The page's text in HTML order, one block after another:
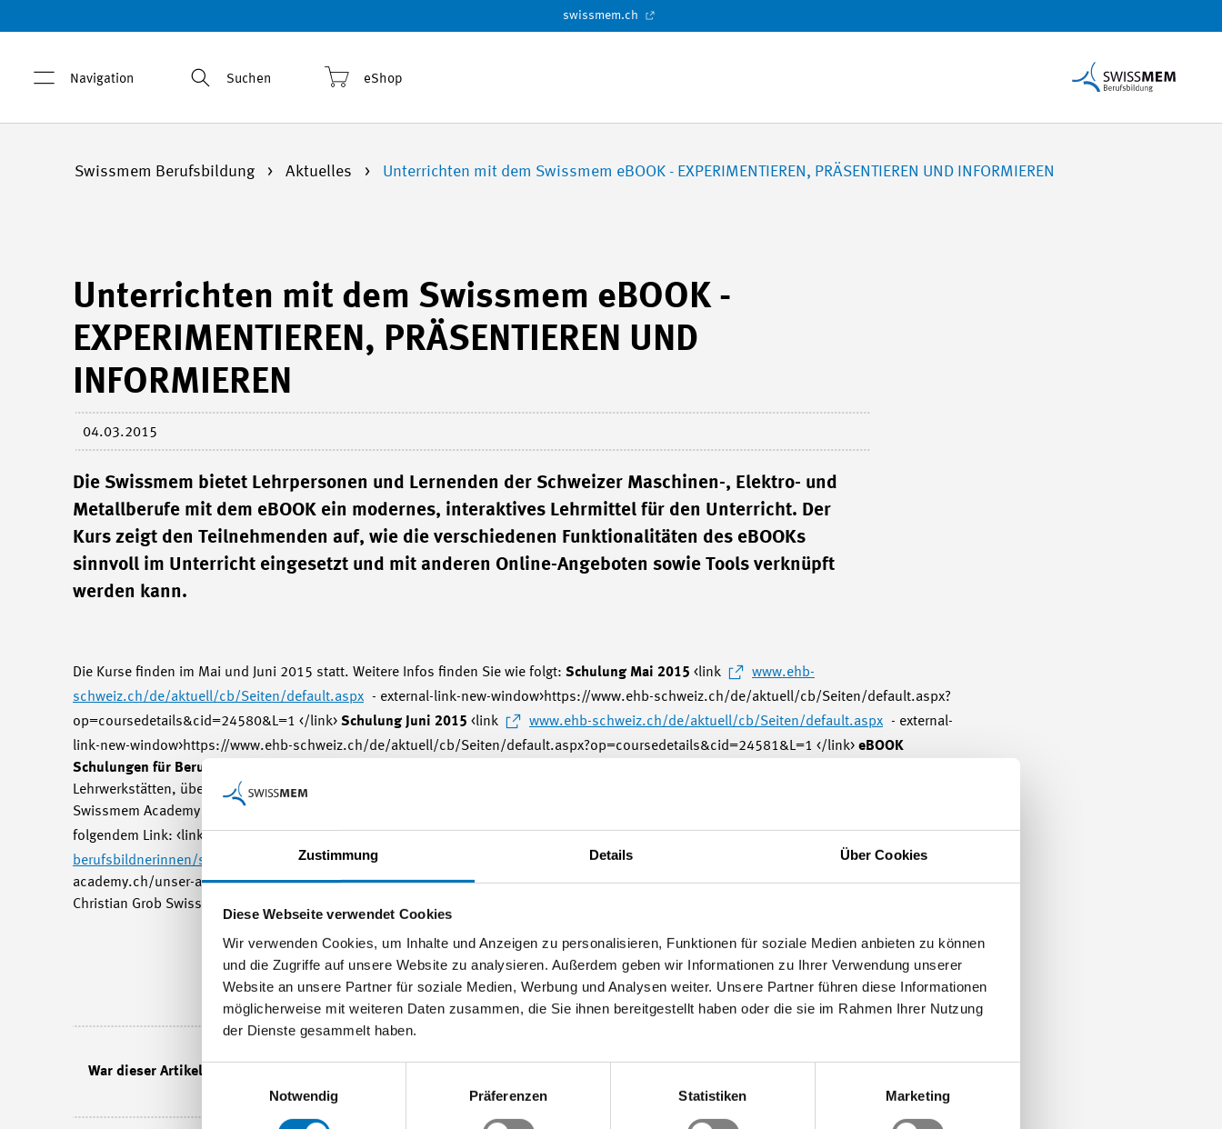
Zustimmung Details Über Cookies
Diese Webseite verwendet Cookies
Wir verwenden Cookies, um Inhalte und Anzeigen zu personalisieren, Funktionen für soziale Medien anbieten zu können
und die Zugriffe auf unsere Website zu analysieren. Außerdem geben wir Informationen zu Ihrer Verwendung unserer
Website an unsere Partner für soziale Medien, Werbung und Analysen weiter. Unsere Partner führen diese Informationen
möglicherweise mit weiteren Daten zusammen, die Sie ihnen bereitgestellt haben oder die sie im Rahmen Ihrer Nutzung
der Dienste gesammelt haben.
Einwilligungsauswahl
Notwendig
Präferenzen Statistiken Marketing
swissmem.ch
Navigation Suchen eShop
Swissmem Berufsbildung Aktuelles Unterrichten mit dem Swissmem eBOOK - EXPERIMENTIEREN, PRÄSENTIEREN UND INFORMIEREN
Unterrichten mit dem Swissmem eBOOK -
EXPERIMENTIEREN, PRÄSENTIEREN UND
INFORMIEREN
04.03.2015
Die Swissmem bietet Lehrpersonen und Lernenden der Schweizer Maschinen-, Elektro- und
Metallberufe mit dem eBOOK ein modernes, interaktives Lehrmittel für den Unterricht. Der
Kurs zeigt den Teilnehmenden auf, wie die verschiedenen Funktionalitäten des eBOOKs
sinnvoll im Unterricht eingesetzt und mit anderen Online-Angeboten sowie Tools verknüpft
werden kann.
Die Kurse finden im Mai und Juni 2015 statt. Weitere Infos finden Sie wie folgt: Schulung Mai 2015 <link
www.ehb-
schweiz.ch/de/aktuell/cb/Seiten/default.aspx - external-link-new-window>https://www.ehb-schweiz.ch/de/aktuell/cb/Seiten/default.aspx?
op=coursedetails&cid=24580&L=1 </link> Schulung Juni 2015 <link www.ehb-schweiz.ch/de/aktuell/cb/Seiten/default.aspx - external-
link-new-window>https://www.ehb-schweiz.ch/de/aktuell/cb/Seiten/default.aspx?op=coursedetails&cid=24581&L=1 </link> eBOOK
Schulungen für Berufsbildner/innen
Lehrwerkstätten, überbetrieblichen Kursen oder an dritten Lernorten ausbilden und eBOOKS bereits einsetzen oder dies planen, bietet die
Swissmem Academy eine entsprechende Schulung an (Datum für Schulung: 6. Mai & 18. Juni 2015). Weitere Informationen finden Sie unter
folgendem Link: <link
berufsbildnerinnen/seminar.html
- external-link-new-window "eBOOK Schulung für Berufsbildner/innen">http://www.swissmem-
academy.ch/unser-angebot/seminare/berufsbildung-ausbildung/ebook-schulung-fuer-berufsbildnerinnen/seminar.html</link>Kontakt
Christian Grob Swissmem Berufsbildung Brühlbergstrasse 4 8400 Winterthur T: +41 52 260 55 50 E-Mail: c.grob@swissmem.ch
War dieser Artikel lesenswert?